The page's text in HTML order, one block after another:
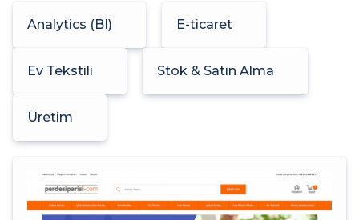
Analytics (BI) E-ticaret
Ev Tekstili Stok & Satın Alma
Üretim